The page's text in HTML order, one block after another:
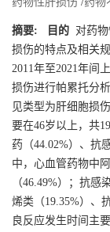
摘要: 目的 对药
损伤的特点及相关
2011年至2021年间
损伤进行帕累托分析
见类型为肝细胞损
要在46岁以上，共
药（44.02%）、抗
中，心血管药物中
（46.49%）；抗
烯类（19.35%）、
良反应发生时间主